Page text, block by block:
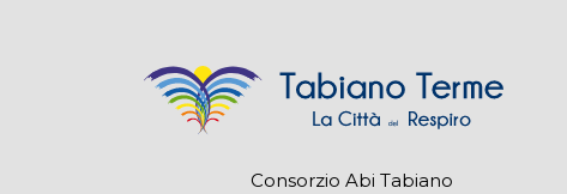
Consorzio Abi Tabiano